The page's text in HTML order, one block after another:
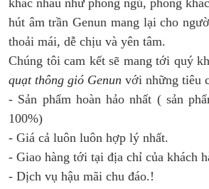
hút âm trần Genun mang lại cho
thoải mái, dễ chịu và yên tâm.
Chúng tôi cam kết sẽ mang tới quý
quạt thông gió Genun với những tiêu
- Sản phẩm hoàn hảo nhất ( sản
100%)
- Giá cả luôn luôn hợp lý nhất.
- Giao hàng tới tại địa chỉ của khách
- Dịch vụ hậu mãi chu đáo.!